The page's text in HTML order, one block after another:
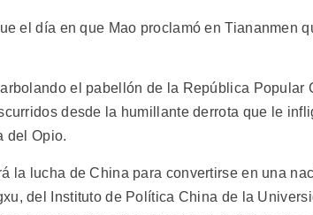
el día en que Mao proclamó en Tiananmen
el pabellón de la República Popular
desde la humillante derrota que le
del Opio.
la lucha de China para convertirse en una
del Instituto de Política China de la